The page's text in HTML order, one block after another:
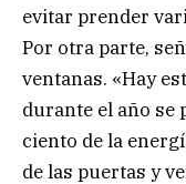
evitar prender
Por otra parte,
ventanas. «Hay
durante el año se
ciento de la
de las puertas y